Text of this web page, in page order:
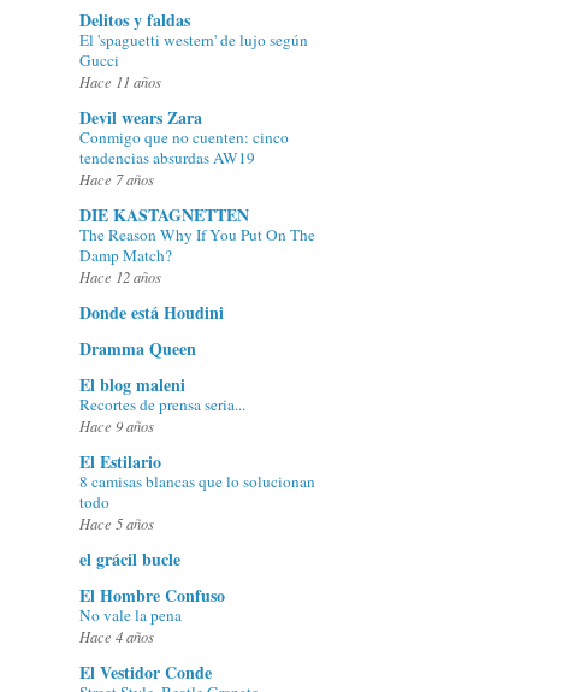
Delitos y faldas
El 'spaguetti western' de lujo según
Gucci
Hace 11 años
Devil wears Zara
Conmigo que no cuenten: cinco
tendencias absurdas AW19
Hace 7 años
DIE KASTAGNETTEN
The Reason Why If You Put On The
Damp Match?
Hace 12 años
Donde está Houdini
Dramma Queen
El blog maleni
Recortes de prensa seria...
Hace 9 años
El Estilario
8 camisas blancas que lo solucionan
todo
Hace 5 años
el grácil bucle
El Hombre Confuso
No vale la pena
Hace 4 años
El Vestidor Conde